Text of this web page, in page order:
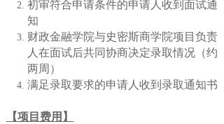
初审符合申请条件的申请人收到面试通
知
财政金融学院与史密斯商学院项目负责
人在面试后共同协商决定录取情况（约
两周）
满足录取要求的申请人收到录取通知书
【项目费用】